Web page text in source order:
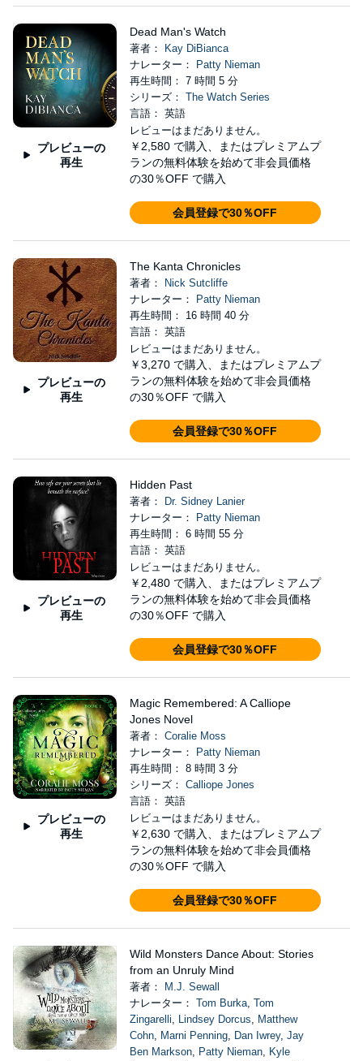
プレビューの
再生
Dead Man's Watch
著者：
Kay DiBianca
ナレーター：
Patty Nieman
再生時間： 7 時間 5 分
シリーズ： The Watch Series
言語： 英語
レビューはまだありません。
￥2,580 で購入、またはプレミアムプ
ランの無料体験を始めて非会員価格
の30％OFF で購入
会員登録で30％OFF
プレビューの
再生
The Kanta Chronicles
著者：
Nick Sutcliffe
ナレーター：
Patty Nieman
再生時間： 16 時間 40 分
言語： 英語
レビューはまだありません。
￥3,270 で購入、またはプレミアムプ
ランの無料体験を始めて非会員価格
の30％OFF で購入
会員登録で30％OFF
プレビューの
再生
Hidden Past
著者：
Dr. Sidney Lanier
ナレーター：
Patty Nieman
再生時間： 6 時間 55 分
言語： 英語
レビューはまだありません。
￥2,480 で購入、またはプレミアムプ
ランの無料体験を始めて非会員価格
の30％OFF で購入
会員登録で30％OFF
プレビューの
再生
Magic Remembered: A Calliope
Jones Novel
著者： Coralie Moss
ナレーター：
Patty Nieman
再生時間： 8 時間 3 分
シリーズ： Calliope Jones
言語： 英語
レビューはまだありません。
￥2,630 で購入、またはプレミアムプ
ランの無料体験を始めて非会員価格
の30％OFF で購入
会員登録で30％OFF
Wild Monsters Dance About: Stories
from an Unruly Mind
著者：
M.J. Sewall
ナレーター： Tom Burka, Tom
Zingarelli, Lindsey Dorcus, Matthew
Cohn, Marni Penning, Dan Iwrey, Jay
Ben Markson, Patty Nieman, Kyle